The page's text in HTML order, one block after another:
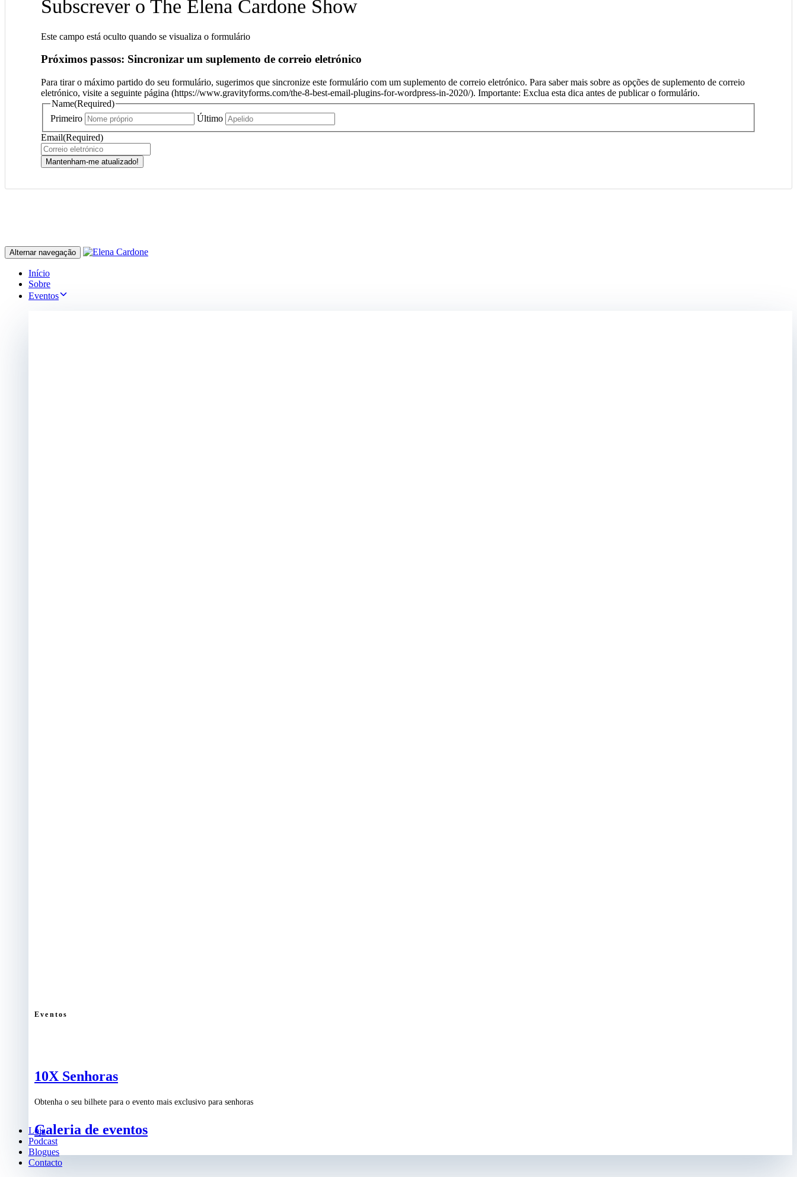
Subscrever o The Elena Cardone Show
Este campo está oculto quando se visualiza o formulário
Próximos passos: Sincronizar um suplemento de correio eletrónico
Para tirar o máximo partido do seu formulário, sugerimos que sincronize este formulário com um suplemento de correio eletrónico. Para saber mais sobre as opções de suplemento de correio
eletrónico, visite a seguinte página (https://www.gravityforms.com/the-8-best-email-plugins-for-wordpress-in-2020/). Importante: Exclua esta dica antes de publicar o formulário.
Name(Required)
Primeiro
Último
Email(Required)
Mantenham-me atualizado!
Alternar navegação
Início
Sobre
Eventos
Eventos
10X Senhoras
Obtenha o seu bilhete para o evento mais exclusivo para senhoras
Galeria de eventos
Loja
Podcast
Blogues
Contacto